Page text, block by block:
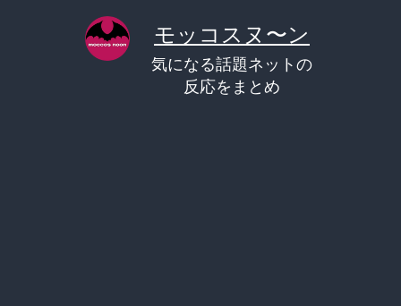
モッコスヌ〜ン
気になる話題ネットの
反応をまとめ